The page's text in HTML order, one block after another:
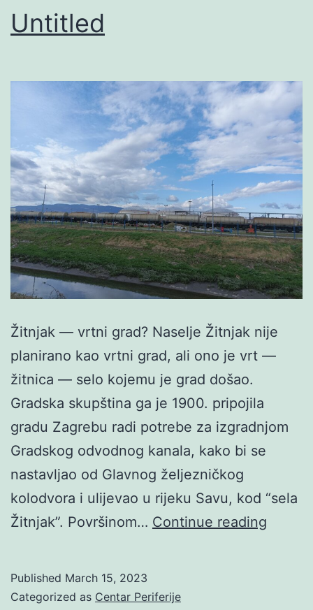
Untitled
Žitnjak — vrtni grad? Naselje Žitnjak nije
planirano kao vrtni grad, ali ono je vrt —
žitnica — selo kojemu je grad došao.
Gradska skupština ga je 1900. pripojila
gradu Zagrebu radi potrebe za izgradnjom
Gradskog odvodnog kanala, kako bi se
nastavljao od Glavnog željezničkog
kolodvora i ulijevao u rijeku Savu, kod “sela
Žitnjak”. Površinom… Continue reading
Published March 15, 2023
Categorized as Centar Periferije